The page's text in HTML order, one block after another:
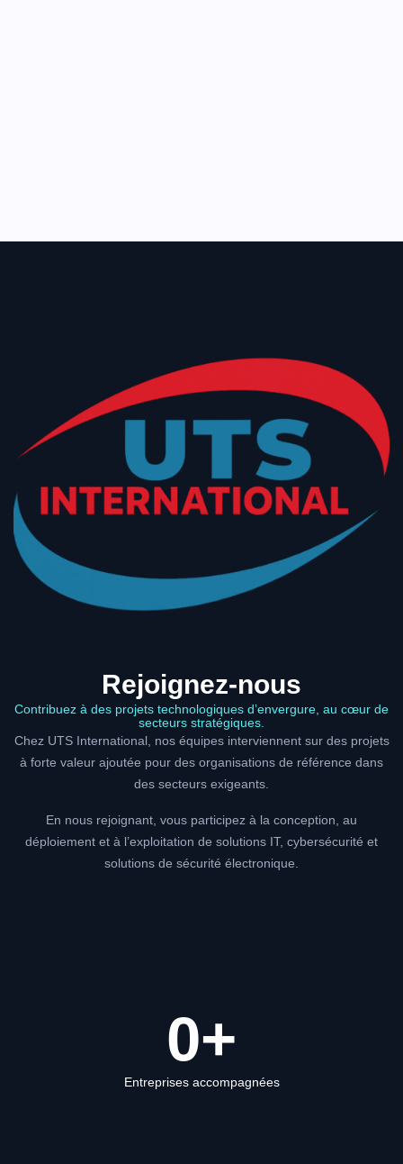
Rejoignez-nous
Contribuez à des projets technologiques d’envergure, au cœur de
secteurs stratégiques.
Chez UTS International, nos équipes interviennent sur des projets
à forte valeur ajoutée pour des organisations de référence dans
des secteurs exigeants.
En nous rejoignant, vous participez à la conception, au
déploiement et à l’exploitation de solutions IT, cybersécurité et
solutions de sécurité électronique.
0+
Entreprises accompagnées